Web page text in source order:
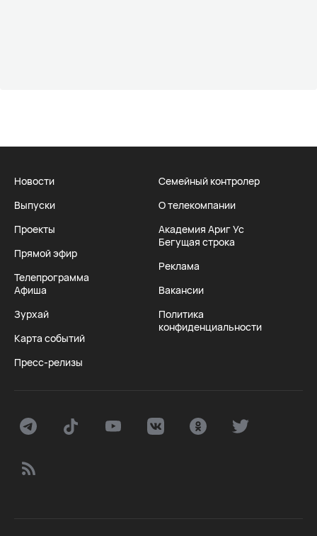
Новости
Выпуски
Проекты
Прямой эфир
Телепрограмма
Афиша
Зурхай
Карта событий
Пресс-релизы
Семейный контролер
О телекомпании
Академия Ариг Ус
Бегущая строка
Реклама
Вакансии
Политика
конфиденциальности